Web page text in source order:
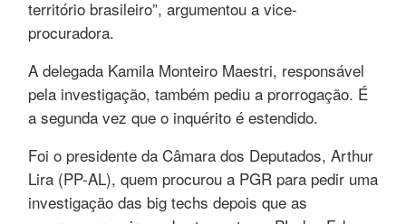
território brasileiro”, argumentou a vice-
procuradora.
A delegada Kamila Monteiro Maestri, responsável
pela investigação, também pediu a prorrogação. É
a segunda vez que o inquérito é estendido.
Foi o presidente da Câmara dos Deputados, Arthur
Lira (PP-AL), quem procurou a PGR para pedir uma
investigação das big techs depois que as